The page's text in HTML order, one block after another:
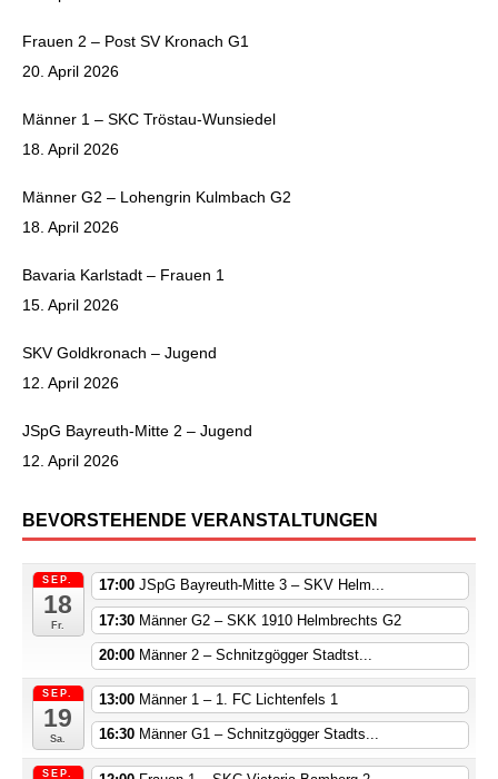
Frauen 2 – Post SV Kronach G1
20. April 2026
Männer 1 – SKC Tröstau-Wunsiedel
18. April 2026
Männer G2 – Lohengrin Kulmbach G2
18. April 2026
Bavaria Karlstadt – Frauen 1
15. April 2026
SKV Goldkronach – Jugend
12. April 2026
JSpG Bayreuth-Mitte 2 – Jugend
12. April 2026
BEVORSTEHENDE VERANSTALTUNGEN
SEP.
18
Fr.
17:00 JSpG Bayreuth-Mitte 3 – SKV Helm...
17:30 Männer G2 – SKK 1910 Helmbrechts G2
20:00 Männer 2 – Schnitzgögger Stadtst...
SEP.
19
Sa.
13:00 Männer 1 – 1. FC Lichtenfels 1
16:30 Männer G1 – Schnitzgögger Stadts...
SEP.